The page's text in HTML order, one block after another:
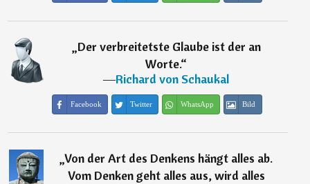
„Der verbreitetste Glaube ist der an
Worte.“
―Richard von Schaukal
Facebook Twitter WhatsApp Bild
„Von der Art des Denkens hängt alles ab.
Vom Denken geht alles aus, wird alles